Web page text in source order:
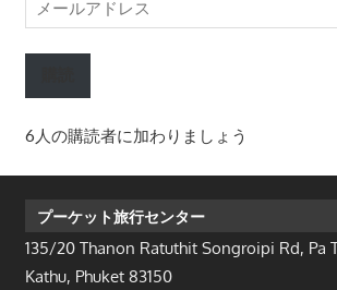
ー
ル
レ
ス
6人の購読者に加わりましょう
プーケット旅行センター
135/20 Thanon Ratuthit Songroipi Rd, Pa
Kathu, Phuket 83150